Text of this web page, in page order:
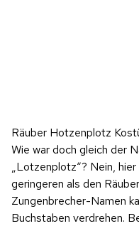
Räuber Hotzenplotz
Wie war doch gleich der
„Lotzenplotz“? Nein,
geringeren als den
Zungenbrecher-Namen
Buchstaben verdrehen.